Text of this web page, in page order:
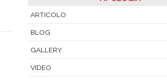
ARTICOLO
BLOG
GALLERY
VIDEO